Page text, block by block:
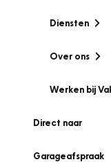
Diensten
Over ons
Werken bij
Direct naar
Garageafspraak